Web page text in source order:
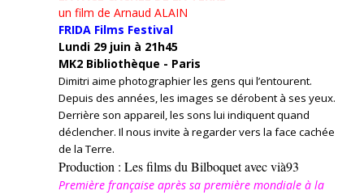
un film de Arnaud ALAIN
FRIDA Films Festival
Lundi 29 juin à 21h45
MK2 Bibliothèque - Paris
Dimitri aime photographier les gens qui l’entourent.
Depuis des années, les images se dérobent à ses yeux.
Derrière son appareil, les sons lui indiquent quand
déclencher. Il nous invite à regarder vers la face cachée
de la Terre.
Production : Les films du Bilboquet avec vià93
Première française après sa première mondiale à la